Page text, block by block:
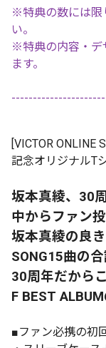
※特典の数には限
い。
※特典の内容・デ
ます。
[VICTOR ONLINE
記念オリジナルT
坂本真綾、30
中からファン
坂本真綾の良
SONG15曲の
30周年だから
F BEST
■ファン必携の初